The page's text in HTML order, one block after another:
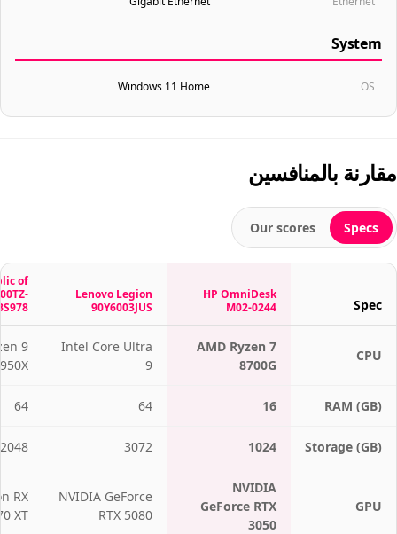
System
OS
Windows 11 Home
مقارنة بالمنافسين
Specs
Our scores
Spec
HP OmniDesk
M02-0244
Lenovo Legion
90Y6003JUS
of
CPU
AMD Ryzen 7
8700G
Intel Core Ultra
9
9
RAM (GB)
16
64
64
Storage (GB)
1024
3072
2048
GPU
NVIDIA
GeForce RTX
3050
NVIDIA GeForce
RTX 5080
RX
XT